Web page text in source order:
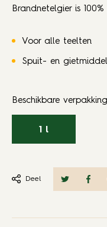
Brandnetelgier is
Voor alle teelten
Spuit- en gietmiddel
Beschikbare
1 l
Deel